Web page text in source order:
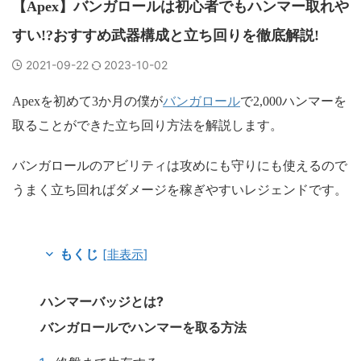
【Apex】バンガロールは初心者でもハンマー取れや
すい!?おすすめ武器構成と立ち回りを徹底解説!
2021-09-22 2023-10-02
Apexを初めて3か月の僕がバンガロールで2,000ハンマーを
取ることができた立ち回り方法を解説します。
バンガロールのアビリティは攻めにも守りにも使えるので
うまく立ち回ればダメージを稼ぎやすいレジェンドです。
もくじ [非表示]
ハンマーバッジとは?
バンガロールでハンマーを取る方法